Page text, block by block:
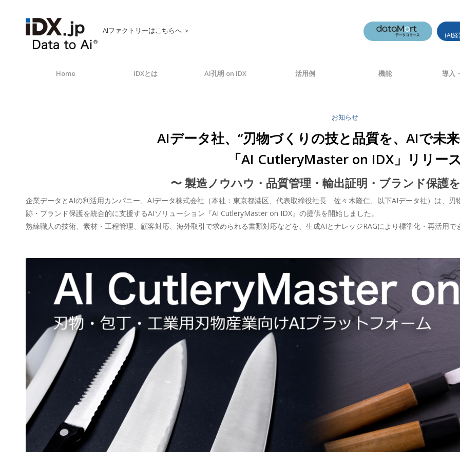
AIファクトリーはこちらへ ＞ (AI
Home IDXとは AI孔明 on IDX 活用例 機能 導入
お知らせ
AIデータ社、“刃物づくりの技と品質を、AIで未
「AI CutleryMaster on IDX」リリース
〜 製造ノウハウ・品質管理・輸出証明・ブランド保護
企業データとAIの利活用カンパニー、AIデータ株式会社（本社：東京都港区、代表取締役社長 佐々木隆仁、以下AIデータ社）は、
跡・ブランド保護を統合的に支援するAIソリューション『AI CutleryMaster on IDX』の提供を開始しました。
熟練職人の技術、素材・工程管理、顧客対応、海外取引で求められる書類対応などを、生成AIとナレッジRAGにより標準化・再活用で